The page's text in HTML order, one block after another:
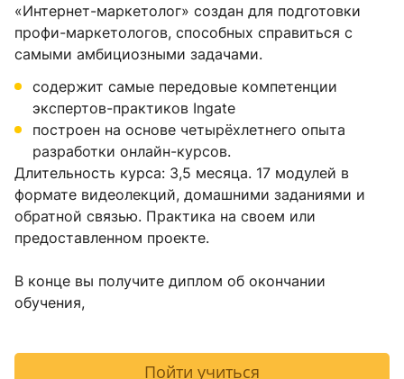
«Интернет-маркетолог» создан для подготовки
профи-маркетологов, способных справиться с
самыми амбициозными задачами.
содержит самые передовые компетенции
экспертов-практиков Ingate
построен на основе четырёхлетнего опыта
разработки онлайн-курсов.
Длительность курса: 3,5 месяца. 17 модулей в
формате видеолекций, домашними заданиями и
обратной связью. Практика на своем или
предоставленном проекте.
В конце вы получите диплом об окончании
обучения,
Пойти учиться